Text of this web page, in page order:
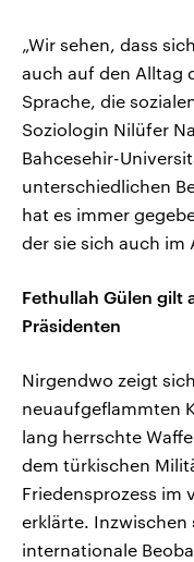
„Wir sehen, dass
auch auf den Alltag
Sprache, die
Soziologin Nilüfer
Bahcesehir-
unterschiedlichen
hat es immer
der sie sich auch im
Fethullah Gülen gilt
Präsidenten
Nirgendwo zeigt
neuaufgeflammten
lang herrschte
dem türkischen
Friedensprozess im
erklärte.
internationale